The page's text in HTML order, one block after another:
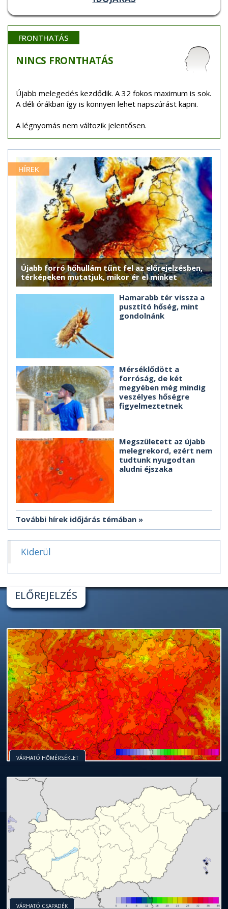
FRONTHATÁS
NINCS FRONTHATÁS
Újabb melegedés kezdődik. A 32 fokos maximum is sok.
A déli órákban így is könnyen lehet napszúrást kapni.
A légnyomás nem változik jelentősen.
HÍREK
Újabb forró hőhullám tűnt fel az előrejelzésben,
térképeken mutatjuk, mikor ér el minket
Hamarabb tér vissza a
pusztító hőség, mint
gondolnánk
Mérséklődött a
forróság, de két
megyében még mindig
veszélyes hőségre
figyelmeztetnek
Megszületett az újabb
melegrekord, ezért nem
tudtunk nyugodtan
aludni éjszaka
További hírek időjárás témában
Kiderül
ELŐREJELZÉS
VÁRHATÓ HŐMÉRSÉKLET
VÁRHATÓ CSAPADÉK